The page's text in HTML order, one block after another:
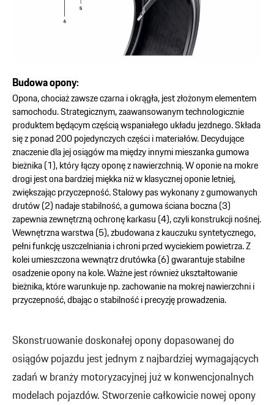
Budowa opony:
Opona, chociaż zawsze czarna i okrągła, jest złożonym elementem
samochodu. Strategicznym, zaawansowanym technologicznie
produktem będącym częścią wspaniałego układu jezdnego. Składa
się z ponad 200 pojedynczych części i materiałów. Decydujące
znaczenie dla jej osiągów ma między innymi mieszanka gumowa
bieżnika (1), który łączy oponę z nawierzchnią. W oponie na mokre
drogi jest ona bardziej miękka niż w klasycznej oponie letniej,
zwiększając przyczepność. Stalowy pas wykonany z gumowanych
drutów (2) nadaje stabilność, a gumowa ściana boczna (3)
zapewnia zewnętrzną ochronę karkasu (4), czyli konstrukcji nośnej.
Wewnętrzna warstwa (5), zbudowana z kauczuku syntetycznego,
pełni funkcję uszczelniania i chroni przed wyciekiem powietrza. Z
kolei umieszczona wewnątrz drutówka (6) gwarantuje stabilne
osadzenie opony na kole. Ważne jest również ukształtowanie
bieżnika, które warunkuje np. zachowanie na mokrej nawierzchni i
przyczepność, dbając o stabilność i precyzję prowadzenia.
Skonstruowanie doskonałej opony dopasowanej do
osiągów pojazdu jest jednym z najbardziej wymagających
zadań w branży motoryzacyjnej już w konwencjonalnych
modelach pojazdów. Stworzenie całkowicie nowej opony